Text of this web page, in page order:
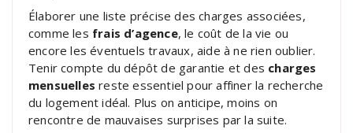
Élaborer une liste précise des charges associées,
comme les frais d’agence, le coût de la vie ou
encore les éventuels travaux, aide à ne rien oublier.
Tenir compte du dépôt de garantie et des charges
mensuelles reste essentiel pour affiner la recherche
du logement idéal. Plus on anticipe, moins on
rencontre de mauvaises surprises par la suite.